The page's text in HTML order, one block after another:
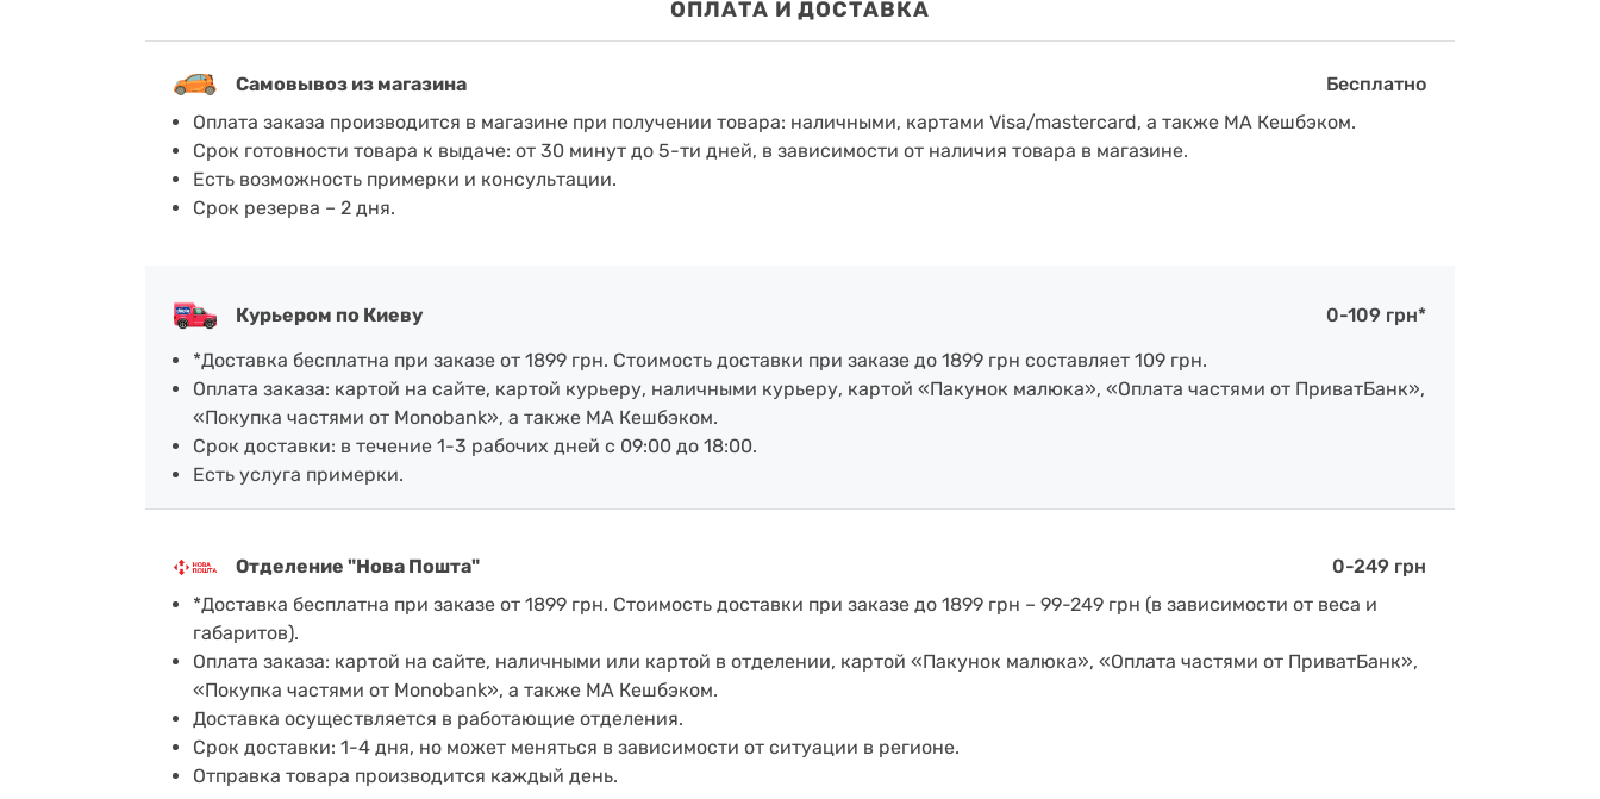
ОПЛАТА И ДОСТАВКА
Самовывоз из магазина
Бесплатно
Оплата заказа производится в магазине при получении товара: наличными, картами Visa/mastercard, а также МА Кешбэком.
Срок готовности товара к выдаче: от 30 минут до 5-ти дней, в зависимости от наличия товара в магазине.
Есть возможность примерки и консультации.
Срок резерва – 2 дня.
Курьером по Киеву
0-109 грн*
*Доставка бесплатна при заказе от 1899 грн. Стоимость доставки при заказе до 1899 грн составляет 109 грн.
Оплата заказа: картой на сайте, картой курьеру, наличными курьеру, картой «Пакунок малюка», «Оплата частями от ПриватБанк»,
«Покупка частями от Monobank», а также МА Кешбэком.
Срок доставки: в течение 1-3 рабочих дней с 09:00 до 18:00.
Есть услуга примерки.
Отделение "Нова Пошта"
0-249 грн
*Доставка бесплатна при заказе от 1899 грн. Стоимость доставки при заказе до 1899 грн – 99-249 грн (в зависимости от веса и
габаритов).
Оплата заказа: картой на сайте, наличными или картой в отделении, картой «Пакунок малюка», «Оплата частями от ПриватБанк»,
«Покупка частями от Monobank», а также МА Кешбэком.
Доставка осуществляется в работающие отделения.
Срок доставки: 1-4 дня, но может меняться в зависимости от ситуации в регионе.
Отправка товара производится каждый день.